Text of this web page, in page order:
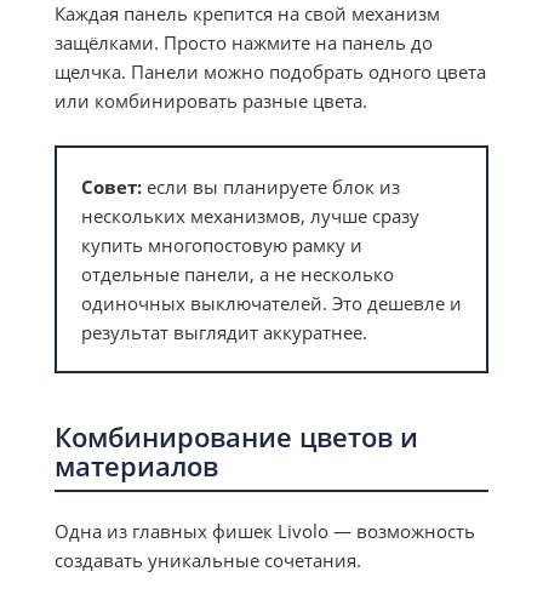
Каждая панель крепится на свой механизм
защёлками. Просто нажмите на панель до
щелчка. Панели можно подобрать одного цвета
или комбинировать разные цвета.
Совет: если вы планируете блок из
нескольких механизмов, лучше сразу
купить многопостовую рамку и
отдельные панели, а не несколько
одиночных выключателей. Это дешевле и
результат выглядит аккуратнее.
Комбинирование цветов и
материалов
Одна из главных фишек Livolo — возможность
создавать уникальные сочетания.